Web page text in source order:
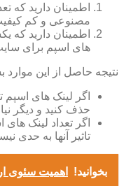
اطمینان دارید که
مصنوعی و کم
اطمینان دارید که
های اسپم برای
نتیجه حاصل از این
اگر لینک های اسپم
حذف کنید و دیگر
اگر تعداد لینک های
تاثیر آنها به حدی
بخوانید! اهمیت سئوی